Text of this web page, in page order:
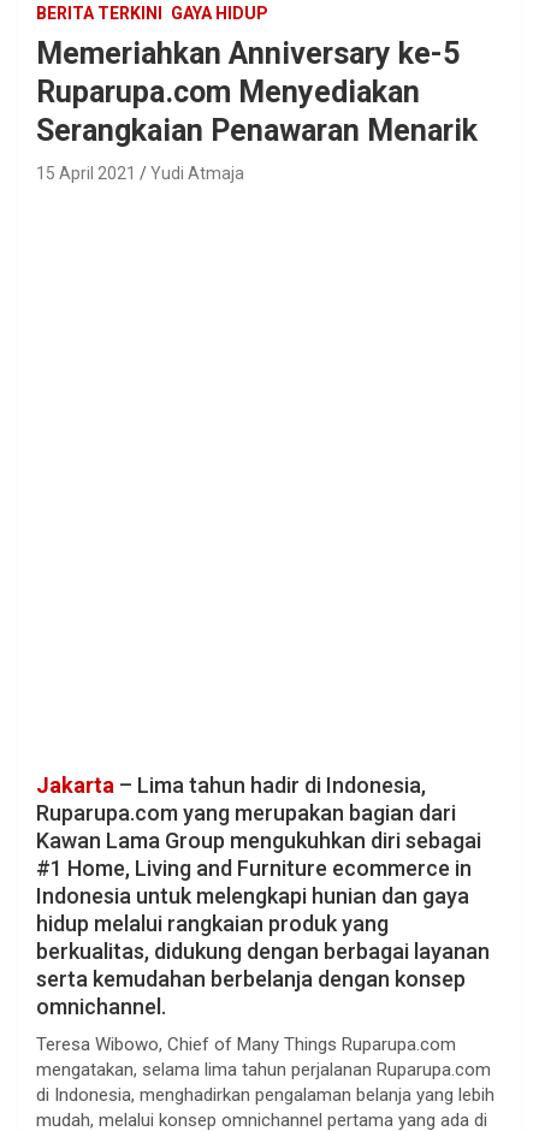
BERITA TERKINI GAYA HIDUP
Memeriahkan Anniversary ke-5
Ruparupa.com Menyediakan
Serangkaian Penawaran Menarik
15 April 2021 Yudi Atmaja
Jakarta – Lima tahun hadir di Indonesia,
Ruparupa.com yang merupakan bagian dari
Kawan Lama Group mengukuhkan diri sebagai
#1 Home, Living and Furniture ecommerce in
Indonesia untuk melengkapi hunian dan gaya
hidup melalui rangkaian produk yang
berkualitas, didukung dengan berbagai layanan
serta kemudahan berbelanja dengan konsep
omnichannel.
Teresa Wibowo, Chief of Many Things Ruparupa.com
mengatakan, selama lima tahun perjalanan Ruparupa.com
di Indonesia, menghadirkan pengalaman belanja yang lebih
mudah, melalui konsep omnichannel pertama yang ada di